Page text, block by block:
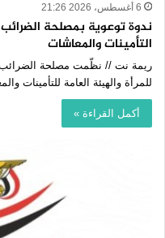
6 أغسطس، 2026 21:26
ندوة توعوية بمصلحة
التأمينات والمعاشات
ريمة نت // نظّمت مصلحة الضرائب
للمرأة والهيئة العامة للتأمينات
أكمل القراءة »